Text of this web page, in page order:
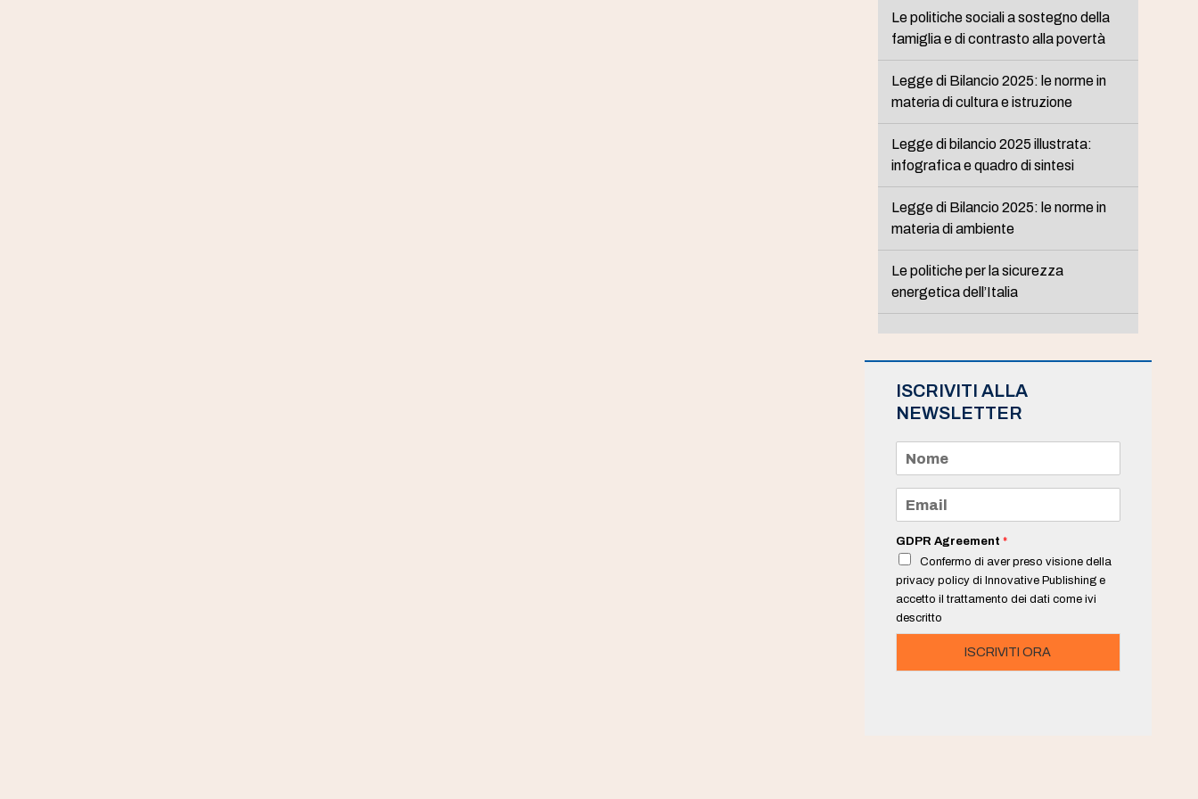
Le politiche sociali a sostegno della
famiglia e di contrasto alla povertà
Legge di Bilancio 2025: le norme in
materia di cultura e istruzione
Legge di bilancio 2025 illustrata:
infografica e quadro di sintesi
Legge di Bilancio 2025: le norme in
materia di ambiente
Le politiche per la sicurezza
energetica dell’Italia
ISCRIVITI ALLA
NEWSLETTER
m
e
a
i
*
GDPR Agreement *
Confermo di aver preso visione della
privacy policy di Innovative Publishing e
accetto il trattamento dei dati come ivi
descritto
ISCRIVITI ORA